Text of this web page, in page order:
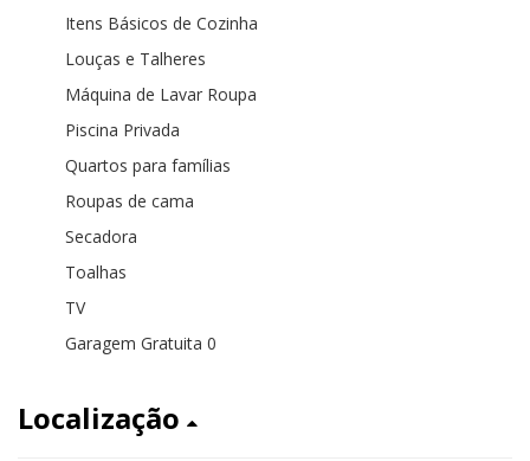
Itens Básicos de Cozinha
Louças e Talheres
Máquina de Lavar Roupa
Piscina Privada
Quartos para famílias
Roupas de cama
Secadora
Toalhas
TV
Garagem Gratuita 0
Localização